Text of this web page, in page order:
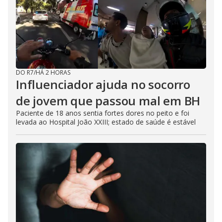
DO R7/HÁ 2 HORAS
Influenciador ajuda no socorro
de jovem que passou mal em BH
Paciente de 18 anos sentia fortes dores no peito e foi
levada ao Hospital João XXIII; estado de saúde é estável